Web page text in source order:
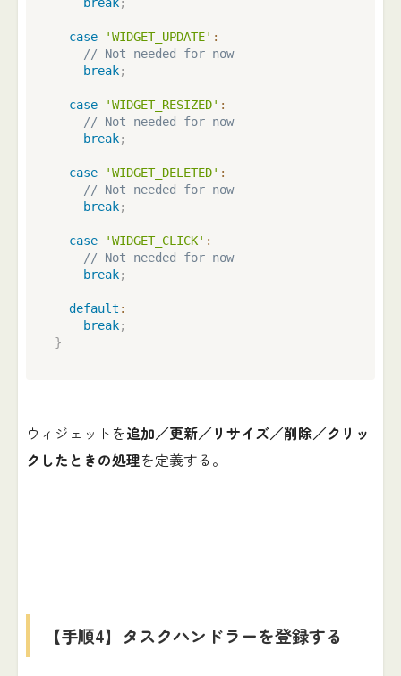
break;
case 'WIDGET_UPDATE' :
// Not needed for now
break;
case 'WIDGET_RESIZED' :
// Not needed for now
break;
case 'WIDGET_DELETED' :
// Not needed for now
break;
case 'WIDGET_CLICK' :
// Not needed for now
break;
default :
break;
}
ウィジェットを追加／更新／リサイズ／削除／クリッ
クしたときの処理を定義する。
【手順4】タスクハンドラーを登録する